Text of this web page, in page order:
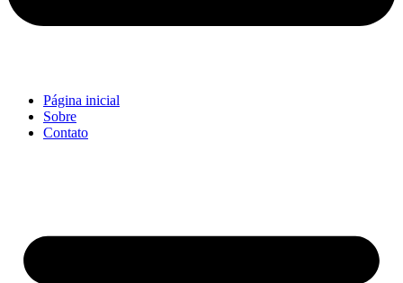
Página inicial
Sobre
Contato